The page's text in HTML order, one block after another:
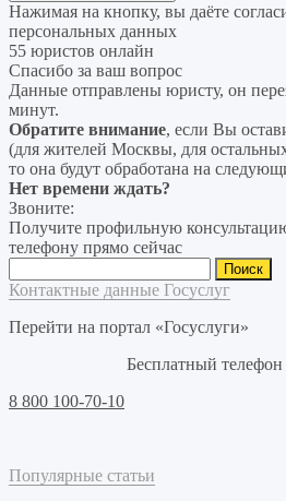
Нажимая на кнопку, вы даёте
персональных данных
55 юристов онлайн
Спасибо за ваш вопрос
Данные отправлены юристу, он
минут.
Обратите внимание, если Вы
(для жителей Москвы, для
то она будут обработана на
Нет времени ждать?
Звоните:
Получите профильную
телефону прямо сейчас
Контактные данные Госуслуг
Перейти на портал «Госуслуги»
Бесплатный
8 800 100-70-10
Популярные статьи